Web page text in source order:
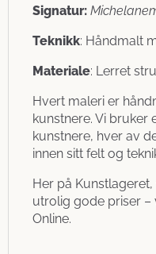
Signatur:
Teknikk: Håndmalt
Materiale: Lerret
Hvert maleri er
kunstnere. Vi bruker
kunstnere, hver av
innen sitt felt og
Her på
utrolig gode priser –
Online.